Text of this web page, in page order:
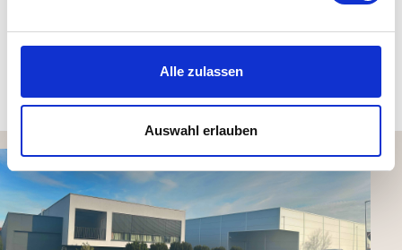
Alle zulassen
Auswahl erlauben
Kundenbewertungen (0)